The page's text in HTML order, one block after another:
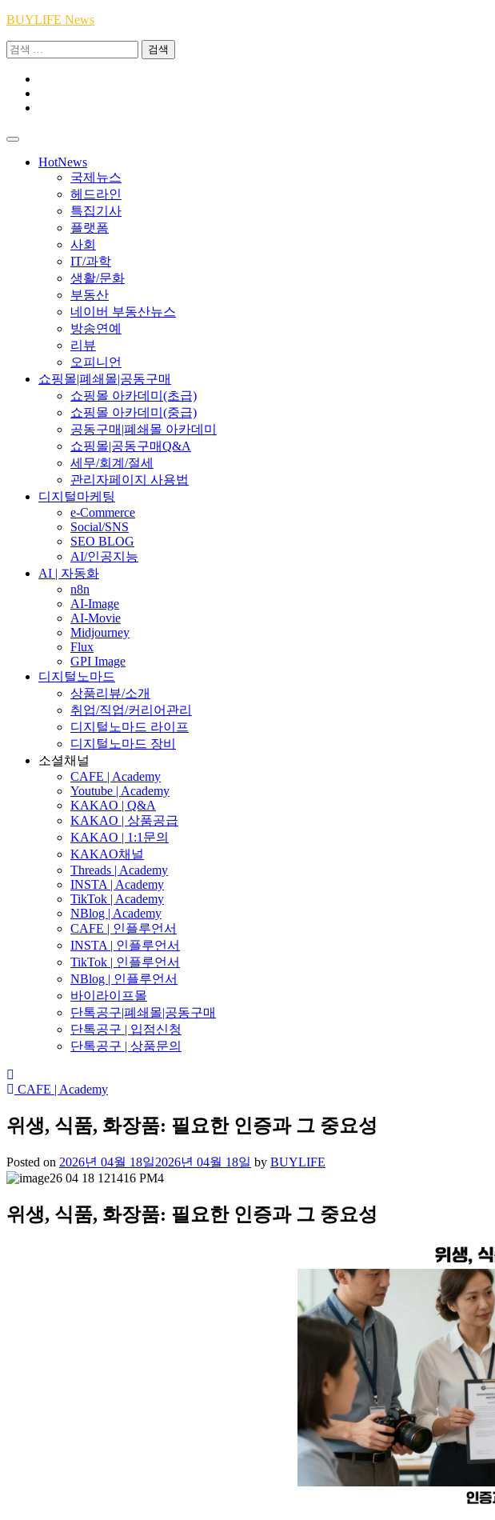
Skip
content
BUYLIFE News
검
HotNews
국제뉴스
헤드라인
특집기사
플랫폼
사회
IT/과학
생활/문화
부동산
네이버 부동산뉴스
방송연예
리뷰
오피니언
쇼핑몰|폐쇄몰|공동구매
쇼핑몰 아카데미(초급)
쇼핑몰 아카데미(중급)
공동구매|폐쇄몰 아카데미
쇼핑몰|공동구매Q&A
세무/회계/절세
관리자페이지 사용법
디지털마케팅
e-Commerce
Social/SNS
SEO BLOG
AI/인공지능
AI | 자동화
n8n
AI-Image
AI-Movie
Midjourney
Flux
GPI Image
디지털노마드
상품리뷰/소개
취업/직업/커리어관리
디지털노마드 라이프
디지털노마드 장비
소셜채널
CAFE | Academy
Youtube | Academy
KAKAO | Q&A
KAKAO | 상품공급
KAKAO | 1:1문의
KAKAO채널
Threads | Academy
INSTA | Academy
TikTok | Academy
NBlog | Academy
CAFE | 인플루언서
INSTA | 인플루언서
TikTok | 인플루언서
NBlog | 인플루언서
바이라이프몰
단톡공구|폐쇄몰|공동구매
단톡공구 | 입점신청
단톡공구 | 상품문의
CAFE | Academy
위생, 식품, 화장품: 필요한 인증과 그 중요성
Posted on 2026년 04월 18일2026년 04월 18일 by BUYLIFE
위생, 식품, 화장품: 필요한 인증과 그 중요성